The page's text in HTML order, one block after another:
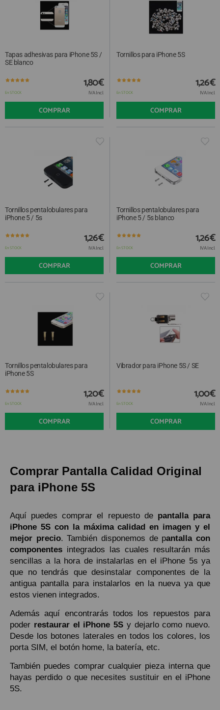
Tapas adhesivas para iPhone 5S /
SE blanco
En STOCK
1,80€
IVA Incl.
COMPRAR
Tornillos para iPhone 5S
En STOCK
1,26€
IVA Incl.
COMPRAR
Tornillos pentalobulares para
iPhone 5 / 5s
En STOCK
1,26€
IVA Incl.
COMPRAR
Tornillos pentalobulares para
iPhone 5 / 5s blanco
En STOCK
1,26€
IVA Incl.
COMPRAR
Tornillos pentalobulares para
iPhone 5S
En STOCK
1,20€
IVA Incl.
COMPRAR
Vibrador para iPhone 5S / SE
En STOCK
1,00€
IVA Incl.
COMPRAR
Comprar Pantalla Calidad Original
para iPhone 5S
Aquí puedes comprar el repuesto depantalla para
iPhone 5S con la máxima calidad en imagen y el
mejor precio. También disponemos de pantalla con
componentes integrados las cuales resultarán más
sencillas a la hora de instalarlas en el iPhone 5s ya
que no tendrás que desinstalar componentes de la
antigua pantalla para instalarlos en la nueva ya que
estos vienen integrados.
Además aquí encontrarás todos los repuestos para
poder restaurar el iPhone 5S y dejarlo como nuevo.
Desde los botones laterales en todos los colores, los
porta SIM, el botón home, la batería, etc.
También puedes comprar cualquier pieza interna que
hayas perdido o que necesites sustituir en el iPhone
5S.